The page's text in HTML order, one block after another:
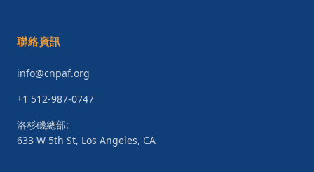
聯絡資訊
info@cnpaf.org
+1 512-987-0747
洛杉磯總部:
633 W 5th St, Los Angeles, CA